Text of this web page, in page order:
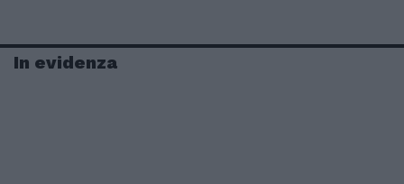
In evidenza